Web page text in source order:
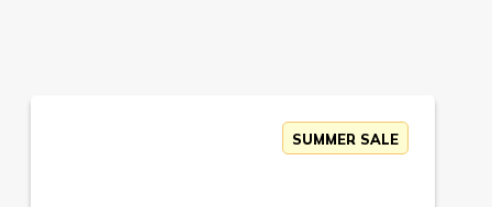
SUMMER SALE